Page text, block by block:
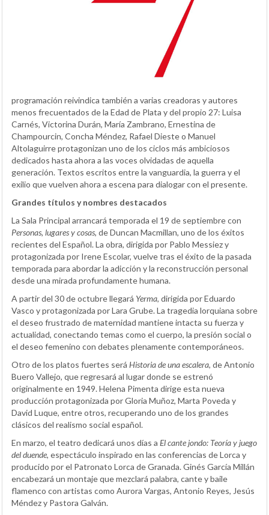
programación reivindica también a varias creadoras y autores
menos frecuentados de la Edad de Plata y del propio 27: Luisa
Carnés, Victorina Durán, María Zambrano, Ernestina de
Champourcin, Concha Méndez, Rafael Dieste o Manuel
Altolaguirre protagonizan uno de los ciclos más ambiciosos
dedicados hasta ahora a las voces olvidadas de aquella
generación. Textos escritos entre la vanguardia, la guerra y el
exilio que vuelven ahora a escena para dialogar con el presente.
Grandes títulos y nombres destacados
La Sala Principal arrancará temporada el 19 de septiembre con
Personas, lugares y cosas, de Duncan Macmillan, uno de los éxitos
recientes del Español. La obra, dirigida por Pablo Messiez y
protagonizada por Irene Escolar, vuelve tras el éxito de la pasada
temporada para abordar la adicción y la reconstrucción personal
desde una mirada profundamente humana.
A partir del 30 de octubre llegará Yerma, dirigida por Eduardo
Vasco y protagonizada por Lara Grube. La tragedia lorquiana sobre
el deseo frustrado de maternidad mantiene intacta su fuerza y
actualidad, conectando temas como el cuerpo, la presión social o
el deseo femenino con debates plenamente contemporáneos.
Otro de los platos fuertes será Historia de una escalera, de Antonio
Buero Vallejo, que regresará al lugar donde se estrenó
originalmente en 1949. Helena Pimenta dirige esta nueva
producción protagonizada por Gloria Muñoz, Marta Poveda y
David Luque, entre otros, recuperando uno de los grandes
clásicos del realismo social español.
En marzo, el teatro dedicará unos días a El cante jondo: Teoría y juego
del duende, espectáculo inspirado en las conferencias de Lorca y
producido por el Patronato Lorca de Granada. Ginés García Millán
encabezará un montaje que mezclará palabra, cante y baile
flamenco con artistas como Aurora Vargas, Antonio Reyes, Jesús
Méndez y Pastora Galván.